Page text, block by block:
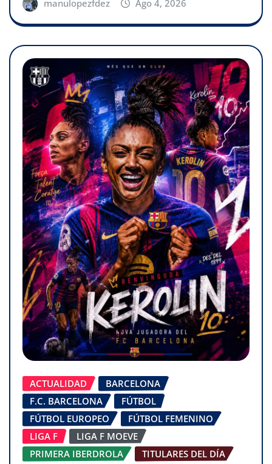
manulopezfdez Ago 4, 2026
ACTUALIDAD
BARCELONA
F.C. BARCELONA
FÚTBOL
FÚTBOL EUROPEO
FÚTBOL FEMENINO
LIGA F
LIGA F MOEVE
PRIMERA IBERDROLA
TITULARES DEL DÍA